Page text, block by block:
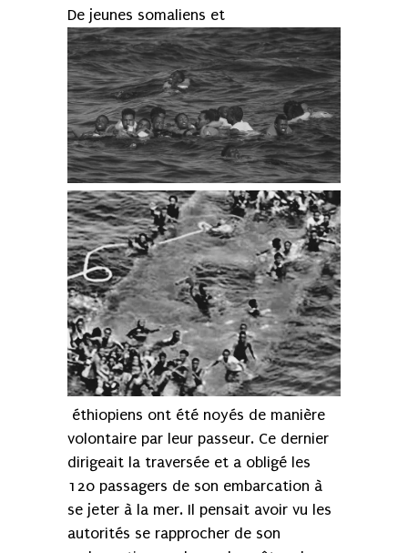
De jeunes somaliens et
éthiopiens ont été noyés de manière
volontaire par leur passeur. Ce dernier
dirigeait la traversée et a obligé les
120 passagers de son embarcation à
se jeter à la mer. Il pensait avoir vu les
autorités se rapprocher de son